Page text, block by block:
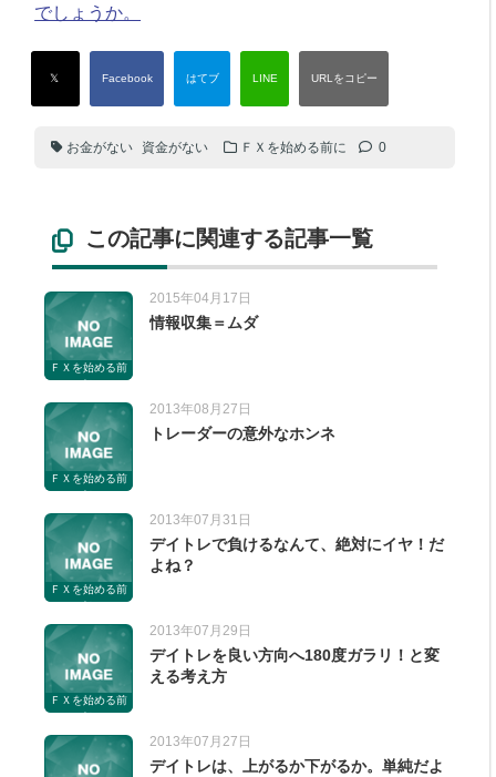
でしょうか。
お金がない 資金がない ＦＸを始める前に 0
この記事に関連する記事一覧
ＦＸを始める前
に
2015年04月17日
情報収集＝ムダ
ＦＸを始める前
に
2013年08月27日
トレーダーの意外なホンネ
ＦＸを始める前
に
2013年07月31日
デイトレで負けるなんて、絶対にイヤ！だ
よね？
ＦＸを始める前
に
2013年07月29日
デイトレを良い方向へ180度ガラリ！と変
える考え方
2013年07月27日
デイトレは、上がるか下がるか。単純だよ